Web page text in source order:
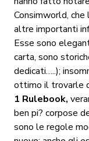
Consimworld, che
altre importanti
Esse sono
carta, sono
dedicati…..);
ottimo il trovarle
1 Rulebook,
ben pi? corpose
sono le regole